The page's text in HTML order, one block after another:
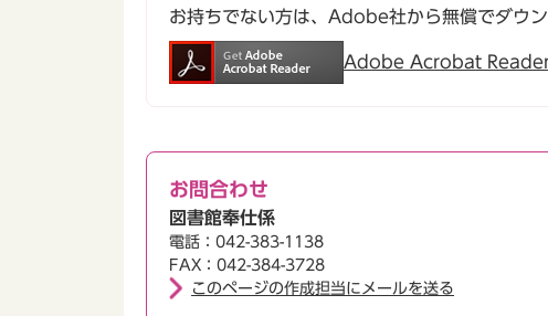
お持ちでない方は、Adobe社から無償でダウン
Adobe Acrobat Reader
お問合わせ
図書館奉仕係
電話：042-383-1138
FAX：042-384-3728
このページの作成担当にメールを送る